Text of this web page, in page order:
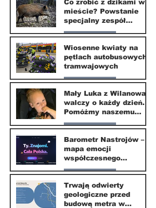
Co zrobić z dzikami w
mieście? Powstanie
specjalny zespół
ekspertów
Nasze miasto
20 kwi
Wiosenne kwiaty na
pętlach autobusowych i
tramwajowych
Nasze miasto
20 kwi
Mały Luka z Wilanowa
walczy o każdy dzień.
Pomóżmy naszemu
małemu sąsiadowi
odzyskać dzieciństwo
Nasze miasto
30 mar
Barometr Nastrojów –
mapa emocji
współczesnego
społeczeństwa
Nasze miasto
30 mar
Trwają odwierty
geologiczne przed
budową metra w